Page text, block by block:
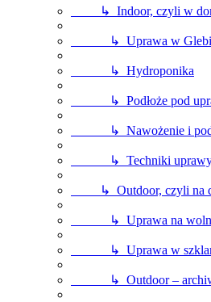
↳ Indoor, czyli w
↳ Uprawa w
↳ Hydroponika
↳ Podłoże pod
↳ Nawożenie i
↳ Techniki uprawy,
↳ Outdoor, czyli na
↳ Uprawa na
↳ Uprawa w szklarni
↳ Outdoor –